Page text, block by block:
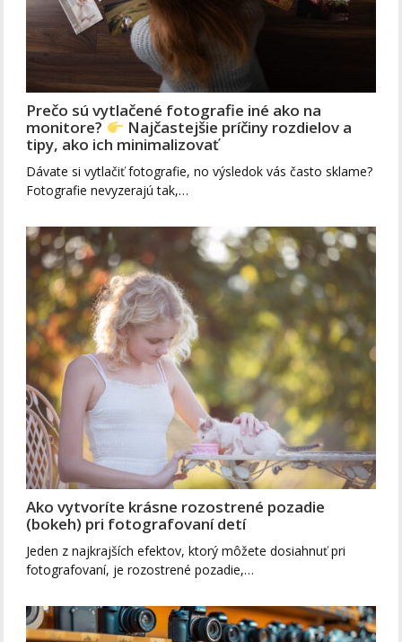
Prečo sú vytlačené fotografie iné ako na
monitore?
Najčastejšie príčiny rozdielov a
tipy, ako ich minimalizovať
Dávate si vytlačiť fotografie, no výsledok vás často sklame?
Fotografie nevyzerajú tak,…
Ako vytvoríte krásne rozostrené pozadie
(bokeh) pri fotografovaní detí
Jeden z najkrajších efektov, ktorý môžete dosiahnuť pri
fotografovaní, je rozostrené pozadie,…